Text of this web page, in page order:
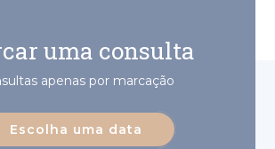
uma consulta
apenas por marcação
Escolha uma data